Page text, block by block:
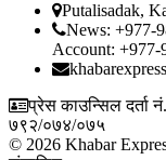
Putalisadak,
News: +977-
Account: +977-
प्रेस काउन्सिल दर्ता
७९२/०७४/०७५
© 2026 Khabar